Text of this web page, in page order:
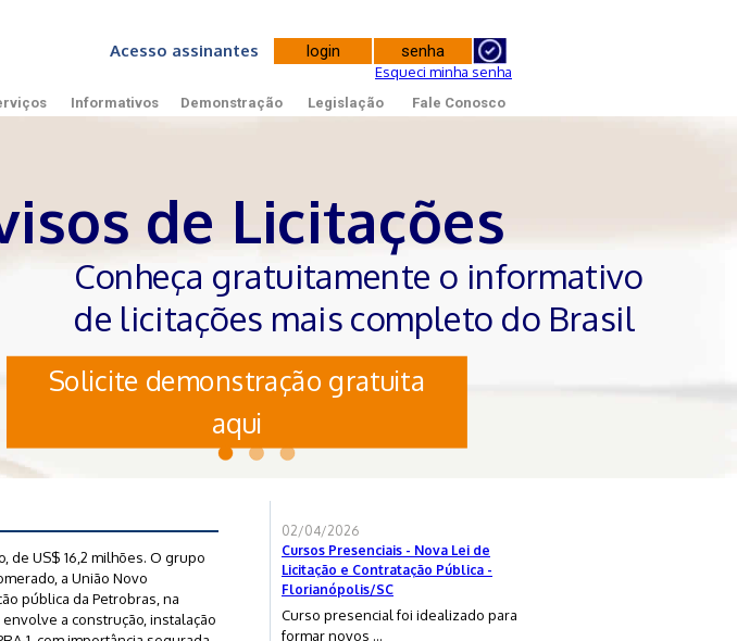
Acesso assinantes
Esqueci minha senha
Informativos Demonstração Legislação Fale Conosco
de Licitações
Conheça gratuitamente o informativo
de licitações mais completo do Brasil
Solicite demonstração gratuita
aqui
de US$ 16,2 milhões. O grupo
a União Novo
pública da Petrobras, na
a construção, instalação
02/04/2026
Cursos Presenciais - Nova Lei de
Licitação e Contratação Pública -
Florianópolis/SC
Curso presencial foi idealizado para
formar novos ...